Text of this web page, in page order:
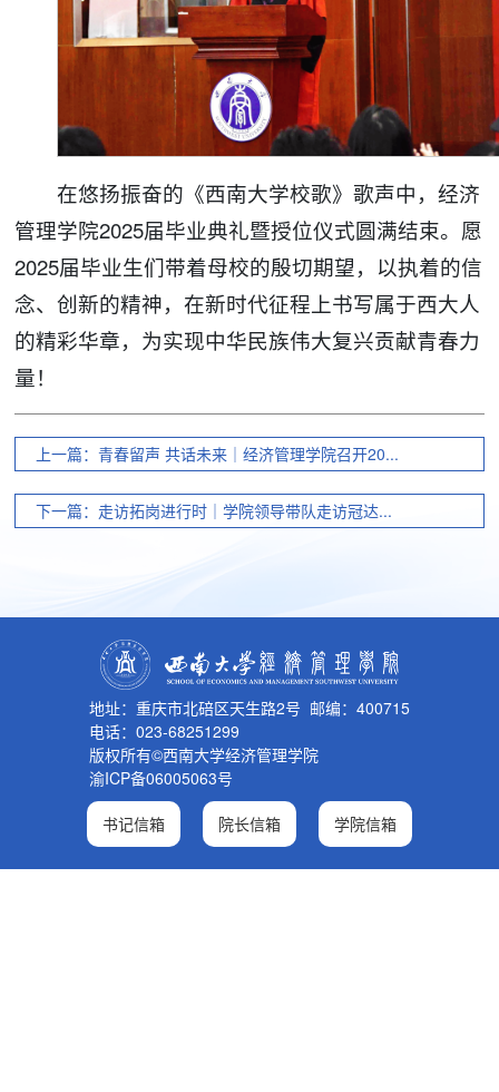
在悠扬振奋的《西南大学校歌》歌声中，经济
管理学院2025届毕业典礼暨授位仪式圆满结束。愿
2025届毕业生们带着母校的殷切期望，以执着的信
念、创新的精神，在新时代征程上书写属于西大人
的精彩华章，为实现中华民族伟大复兴贡献青春力
量！
上一篇：青春留声 共话未来｜经济管理学院召开20...
下一篇：走访拓岗进行时｜学院领导带队走访冠达...
地址：重庆市北碚区天生路2号 邮编：400715
电话：023-68251299
版权所有©西南大学经济管理学院
渝ICP备06005063号
书记信箱 院长信箱 学院信箱